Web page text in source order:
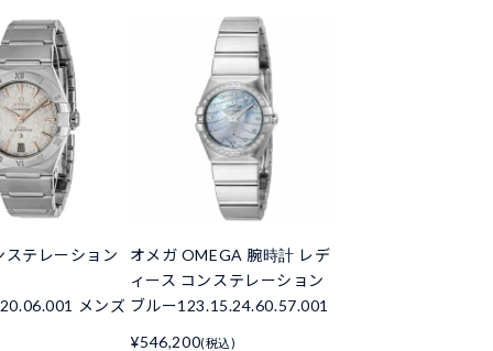
ステレーション
メンズ
オメガ OMEGA 腕時計 レデ
ィース コンステレーション
ブルー123.15.24.60.57.001
¥546,200(税込)